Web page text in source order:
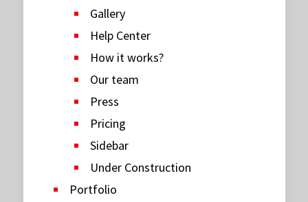
Gallery
Help Center
How it works?
Our team
Press
Pricing
Sidebar
Under Construction
Portfolio